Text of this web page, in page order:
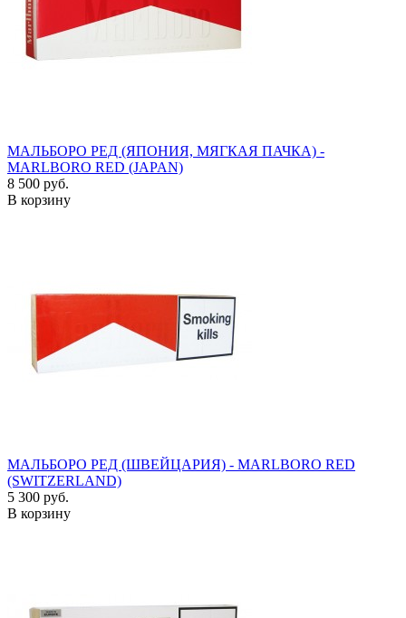
МАЛЬБОРО РЕД (ЯПОНИЯ, МЯГКАЯ ПАЧКА) -
MARLBORO RED (JAPAN)
8 500 руб.
В корзину
МАЛЬБОРО РЕД (ШВЕЙЦАРИЯ) - MARLBORO RED
(SWITZERLAND)
5 300 руб.
В корзину